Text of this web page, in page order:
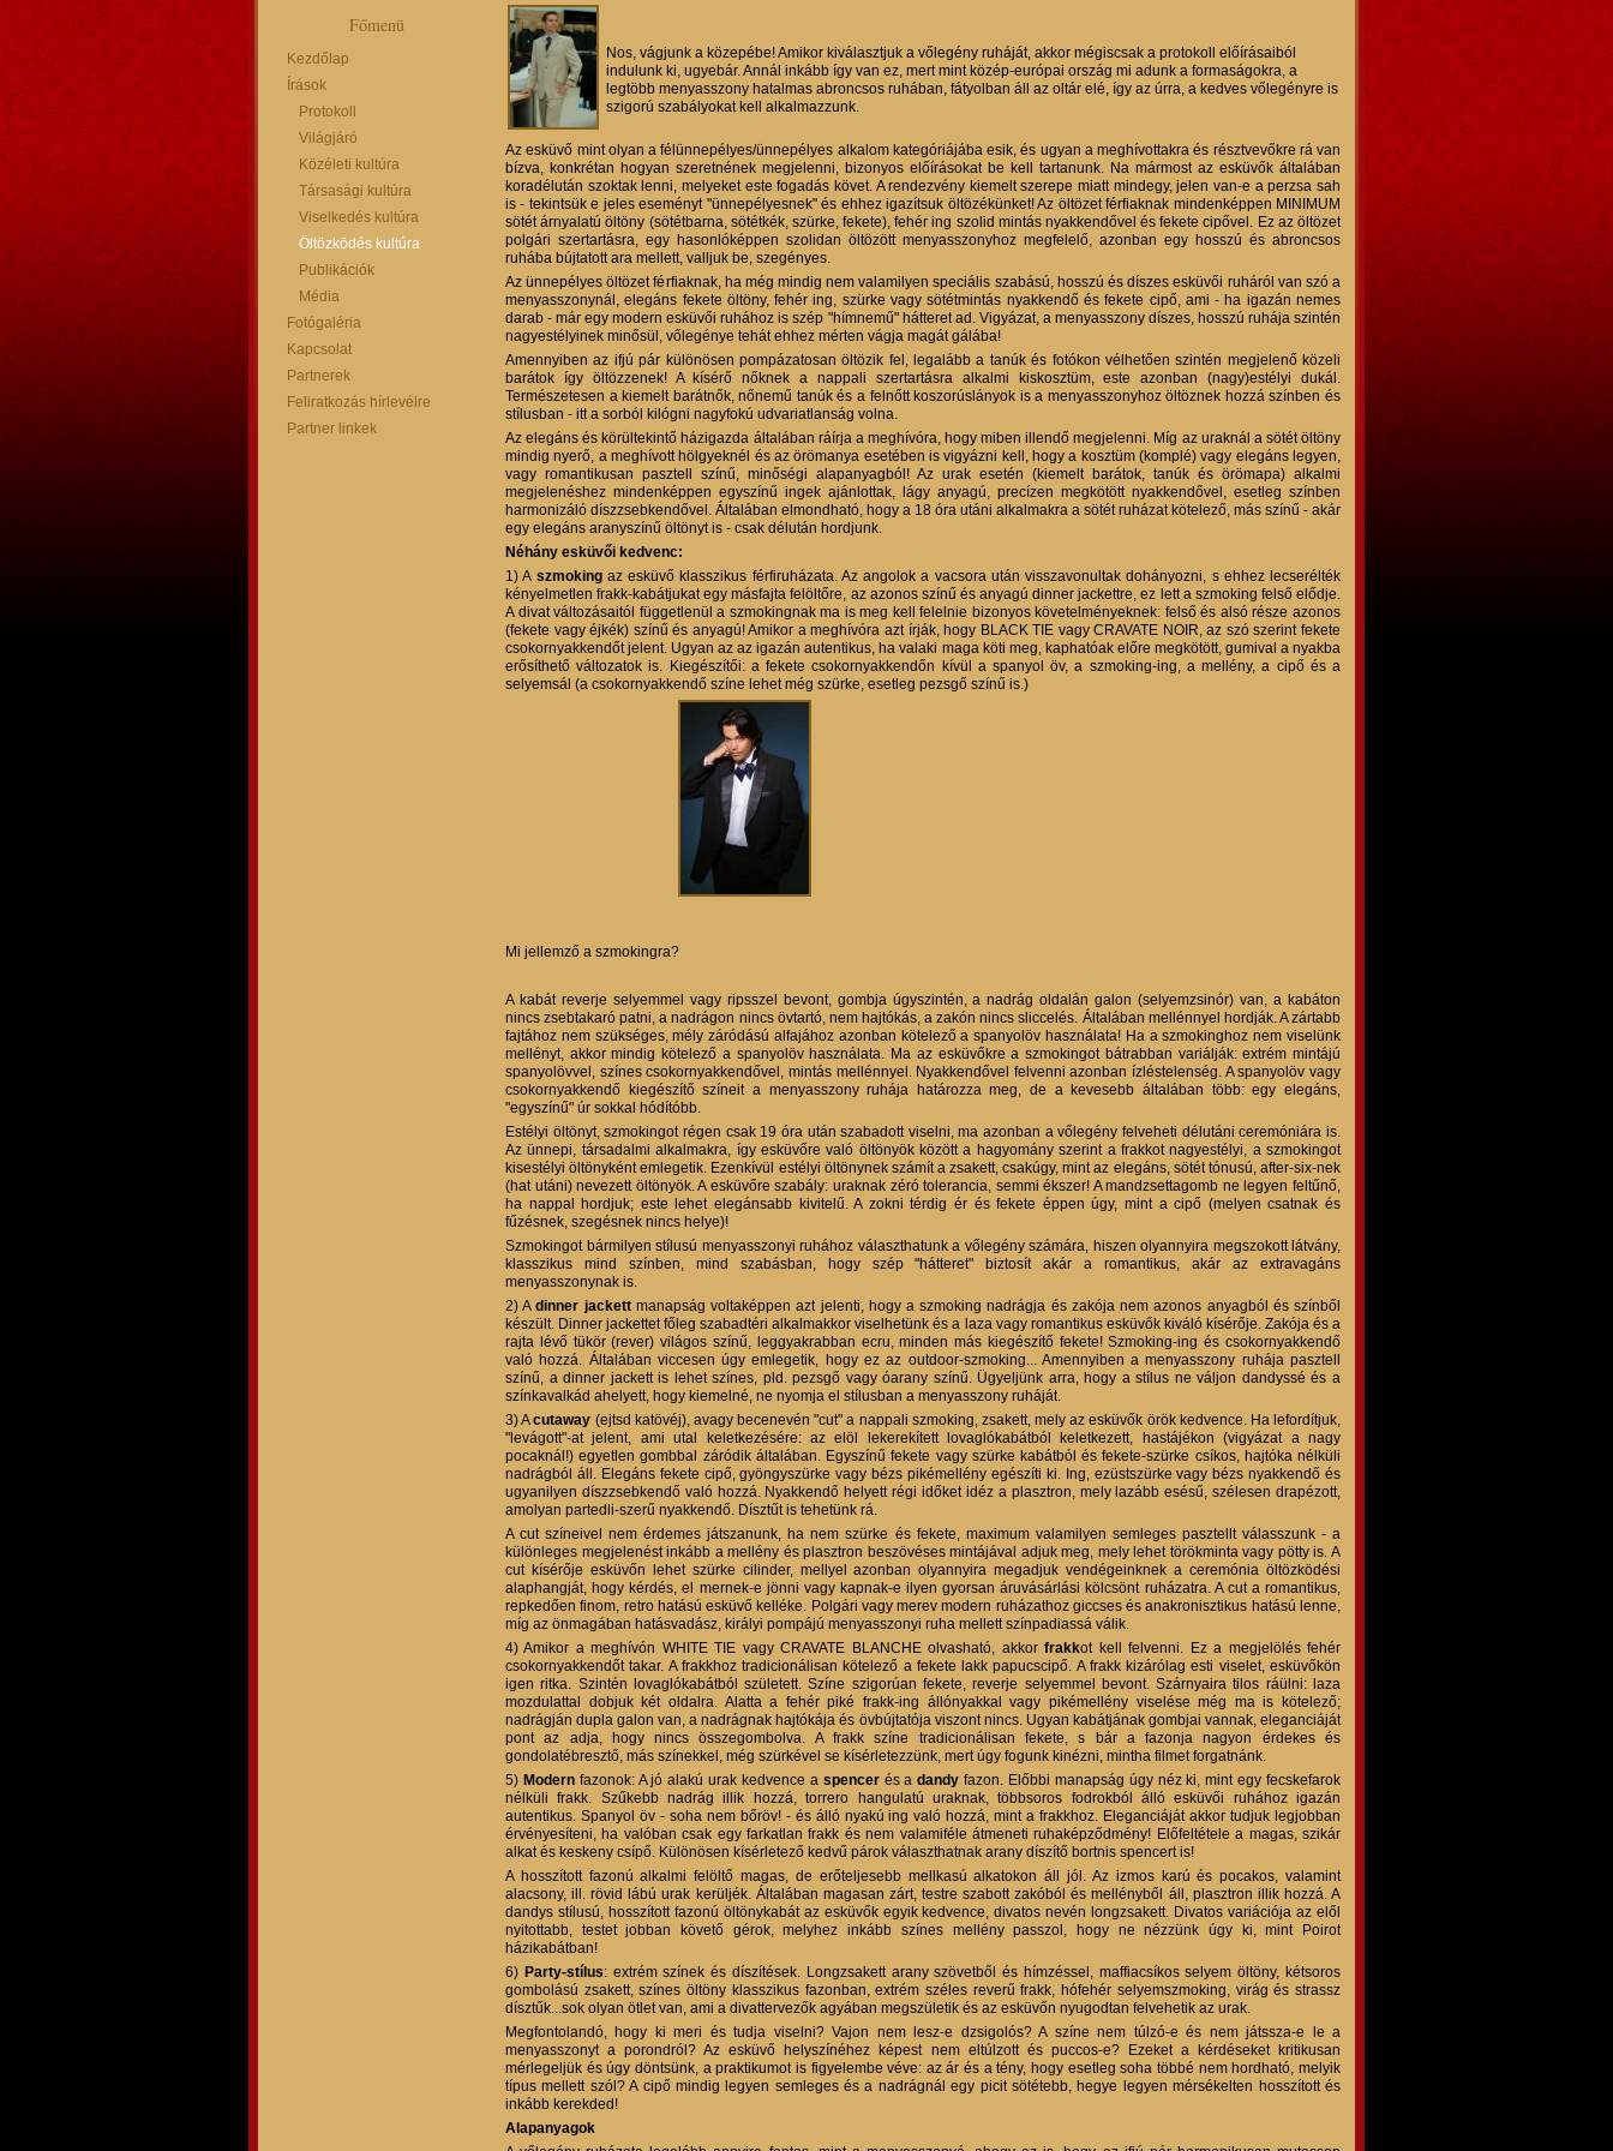
Főmenü
Kezdőlap
Írások
Protokoll
Világjáró
Közéleti kultúra
Társasági kultúra
Viselkedés kultúra
Öltözködés kultúra
Publikációk
Média
Fotógaléria
Kapcsolat
Partnerek
Feliratkozás hírlevélre
Partner linkek
Nos, vágjunk a közepébe! Amikor kiválasztjuk a vőlegény ruháját, akkor mégiscsak a protokoll előírásaiból
indulunk ki, ugyebár. Annál inkább így van ez, mert mint közép-európai ország mi adunk a formaságokra, a
legtöbb menyasszony hatalmas abroncsos ruhában, fátyolban áll az oltár elé, így az úrra, a kedves vőlegényre is
szigorú szabályokat kell alkalmazzunk.
Az esküvő mint olyan a félünnepélyes/ünnepélyes alkalom kategóriájába esik, és ugyan a meghívottakra és résztvevőkre rá van
bízva, konkrétan hogyan szeretnének megjelenni, bizonyos előírásokat be kell tartanunk. Na mármost az esküvők általában
koradélután szoktak lenni, melyeket este fogadás követ. A rendezvény kiemelt szerepe miatt mindegy, jelen van-e a perzsa sah
is - tekintsük e jeles eseményt "ünnepélyesnek" és ehhez igazítsuk öltözékünket! Az öltözet férfiaknak mindenképpen MINIMUM
sötét árnyalatú öltöny (sötétbarna, sötétkék, szürke, fekete), fehér ing szolid mintás nyakkendővel és fekete cipővel. Ez az öltözet
polgári szertartásra, egy hasonlóképpen szolidan öltözött menyasszonyhoz megfelelő, azonban egy hosszú és abroncsos
ruhába bújtatott ara mellett, valljuk be, szegényes.
Az ünnepélyes öltözet férfiaknak, ha még mindig nem valamilyen speciális szabású, hosszú és díszes esküvői ruháról van szó a
menyasszonynál, elegáns fekete öltöny, fehér ing, szürke vagy sötétmintás nyakkendő és fekete cipő, ami - ha igazán nemes
darab - már egy modern esküvői ruhához is szép "hímnemű" hátteret ad. Vigyázat, a menyasszony díszes, hosszú ruhája szintén
nagyestélyinek minősül, vőlegénye tehát ehhez mérten vágja magát gálába!
Amennyiben az ifjú pár különösen pompázatosan öltözik fel, legalább a tanúk és fotókon vélhetően szintén megjelenő közeli
barátok így öltözzenek! A kísérő nőknek a nappali szertartásra alkalmi kiskosztüm, este azonban (nagy)estélyi dukál.
Természetesen a kiemelt barátnők, nőnemű tanúk és a felnőtt koszorúslányok is a menyasszonyhoz öltöznek hozzá színben és
stílusban - itt a sorból kilógni nagyfokú udvariatlanság volna.
Az elegáns és körültekintő házigazda általában ráírja a meghívóra, hogy miben illendő megjelenni. Míg az uraknál a sötét öltöny
mindig nyerő, a meghívott hölgyeknél és az örömanya esetében is vigyázni kell, hogy a kosztüm (komplé) vagy elegáns legyen,
vagy romantikusan pasztell színű, minőségi alapanyagból! Az urak esetén (kiemelt barátok, tanúk és örömapa) alkalmi
megjelenéshez mindenképpen egyszínű ingek ajánlottak, lágy anyagú, precízen megkötött nyakkendővel, esetleg színben
harmonizáló díszzsebkendővel. Általában elmondható, hogy a 18 óra utáni alkalmakra a sötét ruházat kötelező, más színű - akár
egy elegáns aranyszínű öltönyt is - csak délután hordjunk.
Néhány esküvői kedvenc:
1) A szmokingaz esküvő klasszikus férfiruházata. Az angolok a vacsora után visszavonultak dohányozni, s ehhez lecserélték
kényelmetlen frakk-kabátjukat egy másfajta felöltőre, az azonos színű és anyagú dinner jackettre, ez lett a szmoking felső elődje.
A divat változásaitól függetlenül a szmokingnak ma is meg kell felelnie bizonyos követelményeknek: felső és alsó része azonos
(fekete vagy éjkék) színű és anyagú! Amikor a meghívóra azt írják, hogy BLACK TIE vagy CRAVATE NOIR, az szó szerint fekete
csokornyakkendőt jelent. Ugyan az az igazán autentikus, ha valaki maga köti meg, kaphatóak előre megkötött, gumival a nyakba
erősíthető változatok is. Kiegészítői: a fekete csokornyakkendőn kívül a spanyol öv, a szmoking-ing, a mellény, a cipő és a
selyemsál (a csokornyakkendő színe lehet még szürke, esetleg pezsgő színű is.)
Mi jellemző a szmokingra?
A kabát reverje selyemmel vagy ripsszel bevont, gombja úgyszintén, a nadrág oldalán galon (selyemzsinór) van, a kabáton
nincs zsebtakaró patni, a nadrágon nincs övtartó, nem hajtókás, a zakón nincs sliccelés. Általában mellénnyel hordják. A zártabb
fajtához nem szükséges, mély záródású alfajához azonban kötelező a spanyolöv használata! Ha a szmokinghoz nem viselünk
mellényt, akkor mindig kötelező a spanyolöv használata. Ma az esküvőkre a szmokingot bátrabban variálják: extrém mintájú
spanyolövvel, színes csokornyakkendővel, mintás mellénnyel. Nyakkendővel felvenni azonban ízléstelenség. A spanyolöv vagy
csokornyakkendő kiegészítő színeit a menyasszony ruhája határozza meg, de a kevesebb általában több: egy elegáns,
"egyszínű" úr sokkal hódítóbb.
Estélyi öltönyt, szmokingot régen csak 19 óra után szabadott viselni, ma azonban a vőlegény felveheti délutáni ceremóniára is.
Az ünnepi, társadalmi alkalmakra, így esküvőre való öltönyök között a hagyomány szerint a frakkot nagyestélyi, a szmokingot
kisestélyi öltönyként emlegetik. Ezenkívül estélyi öltönynek számít a zsakett, csakúgy, mint az elegáns, sötét tónusú, after-six-nek
(hat utáni) nevezett öltönyök. A esküvőre szabály: uraknak zéró tolerancia, semmi ékszer! A mandzsettagomb ne legyen feltűnő,
ha nappal hordjuk; este lehet elegánsabb kivitelű. A zokni térdig ér és fekete éppen úgy, mint a cipő (melyen csatnak és
fűzésnek, szegésnek nincs helye)!
Szmokingot bármilyen stílusú menyasszonyi ruhához választhatunk a vőlegény számára, hiszen olyannyira megszokott látvány,
klasszikus mind színben, mind szabásban, hogy szép "hátteret" biztosít akár a romantikus, akár az extravagáns
menyasszonynak is.
2) Adinner jackettmanapság voltaképpen azt jelenti, hogy a szmoking nadrágja és zakója nem azonos anyagból és színből
készült. Dinner jackettet főleg szabadtéri alkalmakkor viselhetünk és a laza vagy romantikus esküvők kiváló kísérője. Zakója és a
rajta lévő tükör (rever) világos színű, leggyakrabban ecru, minden más kiegészítő fekete! Szmoking-ing és csokornyakkendő
való hozzá. Általában viccesen úgy emlegetik, hogy ez az outdoor-szmoking... Amennyiben a menyasszony ruhája pasztell
színű, a dinner jackett is lehet színes, pld. pezsgő vagy óarany színű. Ügyeljünk arra, hogy a stílus ne váljon dandyssé és a
színkavalkád ahelyett, hogy kiemelné, ne nyomja el stílusban a menyasszony ruháját.
3) Acutaway (ejtsd katövéj), avagy becenevén "cut" a nappali szmoking, zsakett, mely az esküvők örök kedvence. Ha lefordítjuk,
"levágott"-at jelent, ami utal keletkezésére: az elöl lekerekített lovaglókabátból keletkezett, hastájékon (vigyázat a nagy
pocaknál!) egyetlen gombbal záródik általában. Egyszínű fekete vagy szürke kabátból és fekete-szürke csíkos, hajtóka nélküli
nadrágból áll. Elegáns fekete cipő, gyöngyszürke vagy bézs pikémellény egészíti ki. Ing, ezüstszürke vagy bézs nyakkendő és
ugyanilyen díszzsebkendő való hozzá. Nyakkendő helyett régi időket idéz a plasztron, mely lazább esésű, szélesen drapézott,
amolyan partedli-szerű nyakkendő. Dísztűt is tehetünk rá.
A cut színeivel nem érdemes játszanunk, ha nem szürke és fekete, maximum valamilyen semleges pasztellt válasszunk - a
különleges megjelenést inkább a mellény és plasztron beszövéses mintájával adjuk meg, mely lehet törökminta vagy pötty is. A
cut kísérője esküvőn lehet szürke cilinder, mellyel azonban olyannyira megadjuk vendégeinknek a ceremónia öltözködési
alaphangját, hogy kérdés, el mernek-e jönni vagy kapnak-e ilyen gyorsan áruvásárlási kölcsönt ruházatra. A cut a romantikus,
repkedően finom, retro hatású esküvő kelléke. Polgári vagy merev modern ruházathoz giccses és anakronisztikus hatású lenne,
míg az önmagában hatásvadász, királyi pompájú menyasszonyi ruha mellett színpadiassá válik.
4) Amikor a meghívón WHITE TIE vagy CRAVATE BLANCHE olvasható, akkorfrakkot kell felvenni. Ez a megjelölés fehér
csokornyakkendőt takar. A frakkhoz tradicionálisan kötelező a fekete lakk papucscipő. A frakk kizárólag esti viselet, esküvőkön
igen ritka. Szintén lovaglókabátból született. Színe szigorúan fekete, reverje selyemmel bevont. Szárnyaira tilos ráülni: laza
mozdulattal dobjuk két oldalra. Alatta a fehér piké frakk-ing állónyakkal vagy pikémellény viselése még ma is kötelező;
nadrágján dupla galon van, a nadrágnak hajtókája és övbújtatója viszont nincs. Ugyan kabátjának gombjai vannak, eleganciáját
pont az adja, hogy nincs összegombolva. A frakk színe tradicionálisan fekete, s bár a fazonja nagyon érdekes és
gondolatébresztő, más színekkel, még szürkével se kísérletezzünk, mert úgy fogunk kinézni, mintha filmet forgatnánk.
5) Modernfazonok: A jó alakú urak kedvence a spencerés adandy fazon. Előbbi manapság úgy néz ki, mint egy fecskefarok
nélküli frakk. Szűkebb nadrág illik hozzá, torrero hangulatú uraknak, többsoros fodrokból álló esküvői ruhához igazán
autentikus. Spanyol öv - soha nem bőröv! - és álló nyakú ing való hozzá, mint a frakkhoz. Eleganciáját akkor tudjuk legjobban
érvényesíteni, ha valóban csak egy farkatlan frakk és nem valamiféle átmeneti ruhaképződmény! Előfeltétele a magas, szikár
alkat és keskeny csípő. Különösen kísérletező kedvű párok választhatnak arany díszítő bortnis spencert is!
A hosszított fazonú alkalmi felöltő magas, de erőteljesebb mellkasú alkatokon áll jól. Az izmos karú és pocakos, valamint
alacsony, ill. rövid lábú urak kerüljék. Általában magasan zárt, testre szabott zakóból és mellényből áll, plasztron illik hozzá. A
dandys stílusú, hosszított fazonú öltönykabát az esküvők egyik kedvence, divatos nevén longzsakett. Divatos variációja az elől
nyitottabb, testet jobban követő gérok, melyhez inkább színes mellény passzol, hogy ne nézzünk úgy ki, mint Poirot
házikabátban!
6) Party-stílus: extrém színek és díszítések. Longzsakett arany szövetből és hímzéssel, maffiacsíkos selyem öltöny, kétsoros
gombolású zsakett, színes öltöny klasszikus fazonban, extrém széles reverű frakk, hófehér selyemszmoking, virág és strassz
dísztűk...sok olyan ötlet van, ami a divattervezők agyában megszületik és az esküvőn nyugodtan felvehetik az urak.
Megfontolandó, hogy ki meri és tudja viselni? Vajon nem lesz-e dzsigolós? A színe nem túlzó-e és nem játssza-e le a
menyasszonyt a porondról? Az esküvő helyszínéhez képest nem eltúlzott és puccos-e? Ezeket a kérdéseket kritikusan
mérlegeljük és úgy döntsünk, a praktikumot is figyelembe véve: az ár és a tény, hogy esetleg soha többé nem hordható, melyik
típus mellett szól? A cipő mindig legyen semleges és a nadrágnál egy picit sötétebb, hegye legyen mérsékelten hosszított és
inkább kerekded!
Alapanyagok